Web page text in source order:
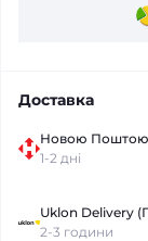
Доставка
Новою Поштою
1-2 дні
Uklon Delivery
2-3 години